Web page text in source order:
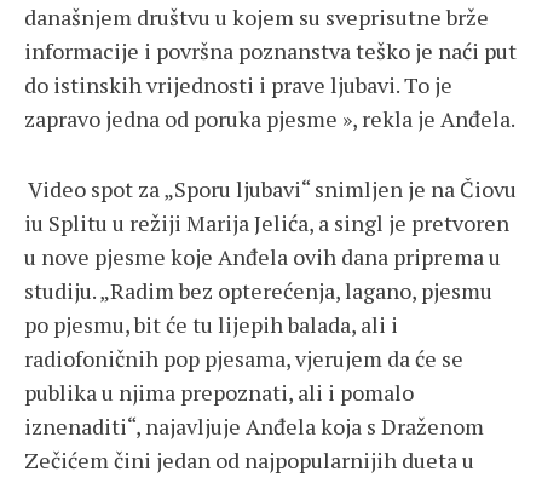
današnjem društvu u kojem su sveprisutne brže
informacije i površna poznanstva teško je naći put
do istinskih vrijednosti i prave ljubavi. To je
zapravo jedna od poruka pjesme », rekla je Anđela.
Video spot za „Sporu ljubavi“ snimljen je na Čiovu
iu Splitu u režiji Marija Jelića, a singl je pretvoren
u nove pjesme koje Anđela ovih dana priprema u
studiju. „Radim bez opterećenja, lagano, pjesmu
po pjesmu, bit će tu lijepih balada, ali i
radiofoničnih pop pjesama, vjerujem da će se
publika u njima prepoznati, ali i pomalo
iznenaditi“, najavljuje Anđela koja s Draženom
Zečićem čini jedan od najpopularnijih dueta u